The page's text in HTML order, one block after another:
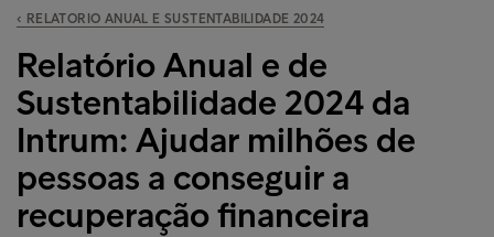
‹ RELATORIO ANUAL E SUSTENTABILIDADE 2024
Relatório Anual e de
Sustentabilidade 2024 da
Intrum: Ajudar milhões de
pessoas a conseguir a
recuperação financeira